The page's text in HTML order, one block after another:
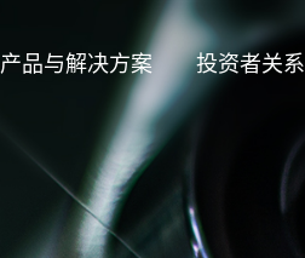
产品与解决方案 投资者关系